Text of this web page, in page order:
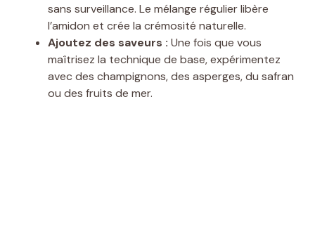
sans surveillance. Le mélange régulier libère
l’amidon et crée la crémosité naturelle.
Ajoutez des saveurs : Une fois que vous
maîtrisez la technique de base, expérimentez
avec des champignons, des asperges, du safran
ou des fruits de mer.